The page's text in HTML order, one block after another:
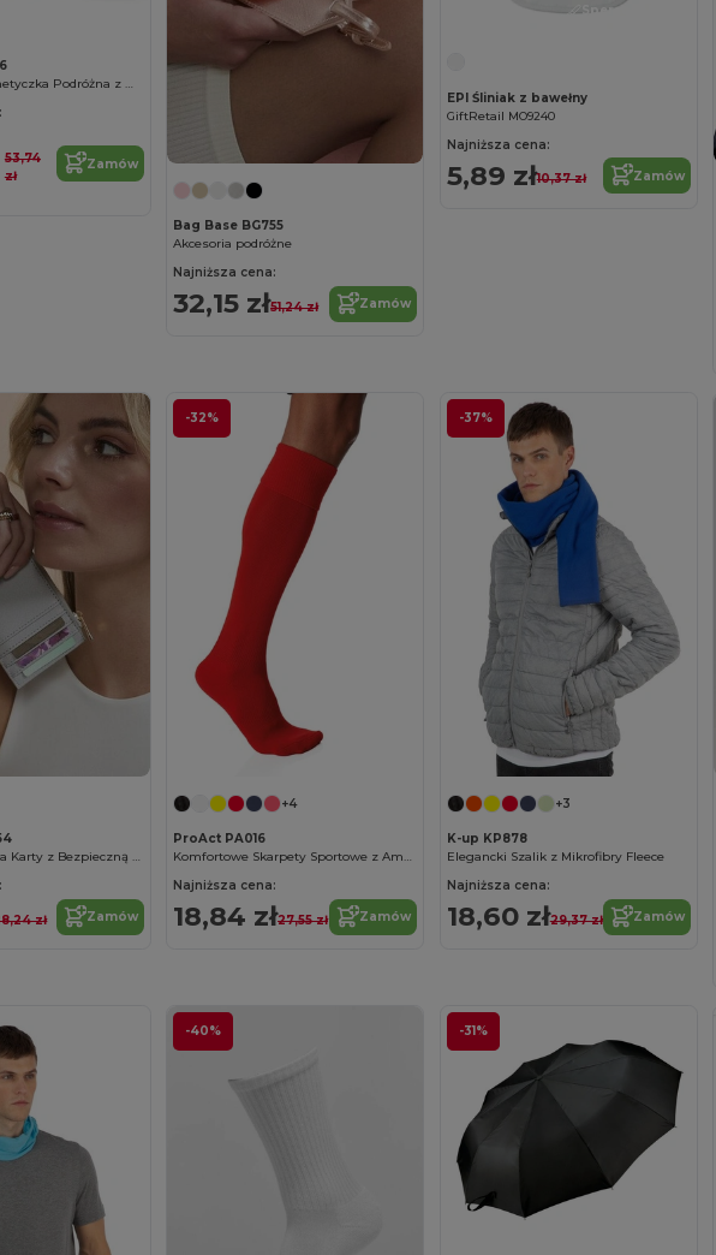
Elegancka Kosmetyczka Podróżna z Wieszakiem
53,74
zł
Zamów
Bag Base BG755
Akcesoria podróżne
Najniższa cena:
32,15 zł51,24 zł Zamów
Spersonalizuj!
EPI Śliniak z bawełny
GiftRetail MO9240
Najniższa cena:
5,89 zł10,37 zł Zamów
Elegancki Etui na Karty z Bezpieczną Kieszenią
zł Zamów
-32%
+4
ProAct PA016
Komfortowe Skarpety Sportowe z Amortyzacją
Najniższa cena:
18,84 zł27,55 zł Zamów
-37%
+3
K-up KP878
Elegancki Szalik z Mikrofibry Fleece
Najniższa cena:
18,60 zł29,37 zł Zamów
-40% -31%